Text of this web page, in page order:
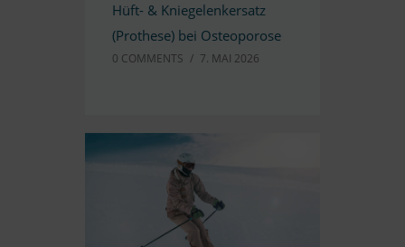
Hüft- & Knie­ge­lenk­er­satz
(Pro­these) bei Osteoporose
0 COMM­ENTS / 7. MAI 2026